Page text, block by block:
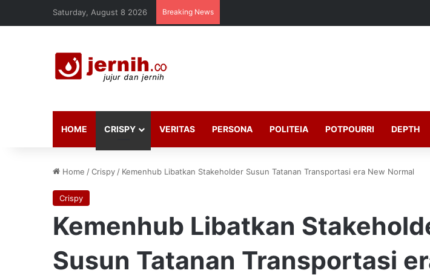
Saturday, August 8 2026 Breaking News
HOME CRISPY VERITAS PERSONA POLITEIA POTPOURRI DEPTH
Home /Crispy / Kemenhub Libatkan Stakeholder Susun Tatanan Transportasi era New Normal
Crispy
Kemenhub Libatkan
Susun Tatanan Transportasi